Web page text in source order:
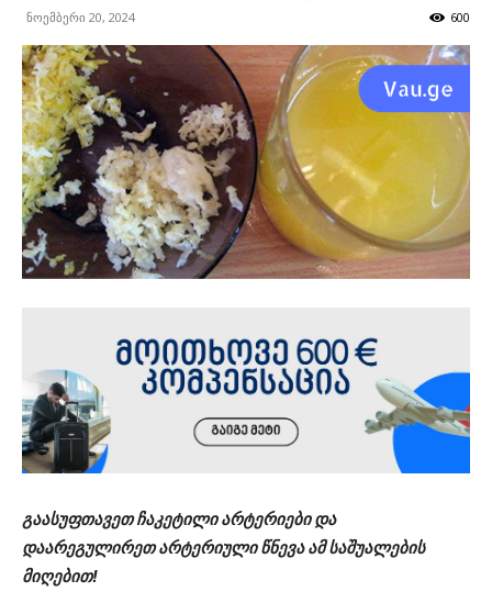
ნოემბერი 20, 2024 600
გაასუფთავეთ ჩაკეტილი არტერიები და
დაარეგულირეთ არტერიული წნევა ამ საშუალების
მიღებით!